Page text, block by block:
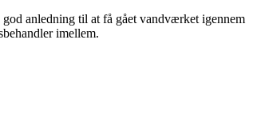
anledning til at få gået vandværket igennem
imellem.